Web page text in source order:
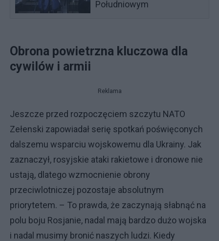
Południowym
Obrona powietrzna kluczowa dla
cywilów i armii
Reklama
Jeszcze przed rozpoczęciem szczytu NATO
Zełenski zapowiadał serię spotkań poświęconych
dalszemu wsparciu wojskowemu dla Ukrainy. Jak
zaznaczył, rosyjskie ataki rakietowe i dronowe nie
ustają, dlatego wzmocnienie obrony
przeciwlotniczej pozostaje absolutnym
priorytetem. – To prawda, że zaczynają słabnąć na
polu boju Rosjanie, nadal mają bardzo dużo wojska
i nadal musimy bronić naszych ludzi. Kiedy